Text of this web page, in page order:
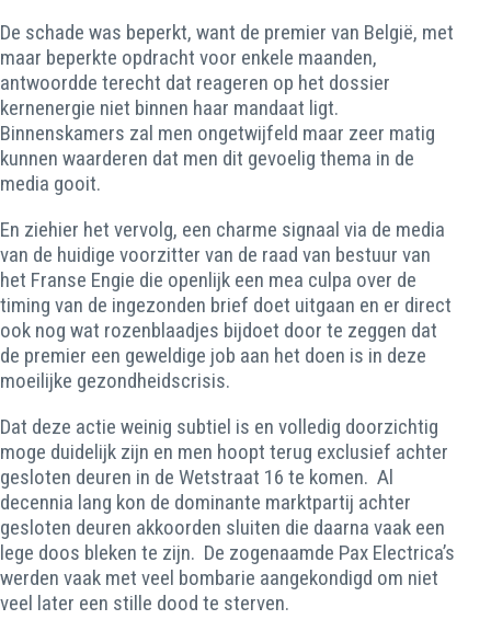
De schade was beperkt, want de premier van België, met
maar beperkte opdracht voor enkele maanden,
antwoordde terecht dat reageren op het dossier
kernenergie niet binnen haar mandaat ligt.
Binnenskamers zal men ongetwijfeld maar zeer matig
kunnen waarderen dat men dit gevoelig thema in de
media gooit.
En ziehier het vervolg, een charme signaal via de media
van de huidige voorzitter van de raad van bestuur van
het Franse Engie die openlijk een mea culpa over de
timing van de ingezonden brief doet uitgaan en er direct
ook nog wat rozenblaadjes bijdoet door te zeggen dat
de premier een geweldige job aan het doen is in deze
moeilijke gezondheidscrisis.
Dat deze actie weinig subtiel is en volledig doorzichtig
moge duidelijk zijn en men hoopt terug exclusief achter
gesloten deuren in de Wetstraat 16 te komen. Al
decennia lang kon de dominante marktpartij achter
gesloten deuren akkoorden sluiten die daarna vaak een
lege doos bleken te zijn. De zogenaamde Pax Electrica’s
werden vaak met veel bombarie aangekondigd om niet
veel later een stille dood te sterven.